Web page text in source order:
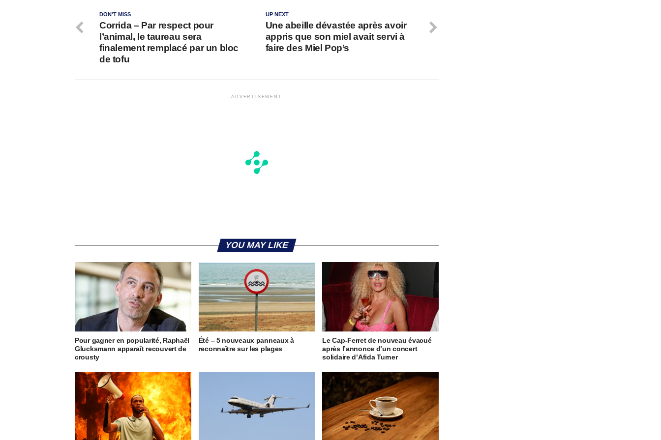
UP NEXT
Une abeille dévastée après avoir
appris que son miel avait servi à
faire des Miel Pop’s
DON'T MISS
Corrida – Par respect pour
l’animal, le taureau sera
finalement remplacé par un bloc
de tofu
ADVERTISEMENT
YOU MAY LIKE
Pour gagner en popularité, Raphaël
Glucksmann apparaît recouvert de
crousty
Été – 5 nouveaux panneaux à
reconnaître sur les plages
Le Cap-Ferret de nouveau évacué
après l’annonce d’un concert
solidaire d’Afida Turner